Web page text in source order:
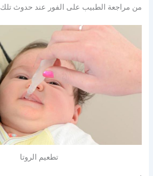
من مراجعة الطبيب على الفور عند حدوث
تطعيم الروتا